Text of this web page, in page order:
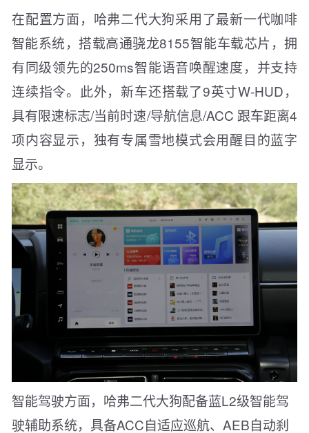
在配置方面，哈弗二代大狗采用了最新一代咖啡
智能系统，搭载高通骁龙8155智能车载芯片，拥
有同级领先的250ms智能语音唤醒速度，并支持
连续指令。此外，新车还搭载了9英寸W-HUD，
具有限速标志/当前时速/导航信息/ACC 跟车距离4
项内容显示，独有专属雪地模式会用醒目的蓝字
显示。
智能驾驶方面，哈弗二代大狗配备蓝L2级智能驾
驶辅助系统，具备ACC自适应巡航、AEB自动刹